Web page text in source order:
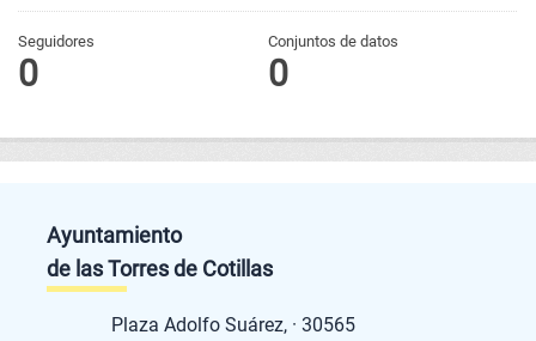
Seguidores
0
Conjuntos de datos
0
Ayuntamiento
de las Torres de Cotillas
Plaza Adolfo Suárez, · 30565